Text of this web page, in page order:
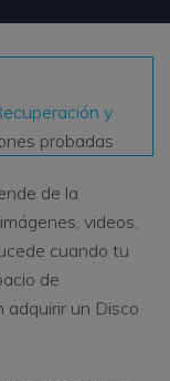
gratis
y
probadas
de la
videos,
cuando tu
de
adquirir un Disco